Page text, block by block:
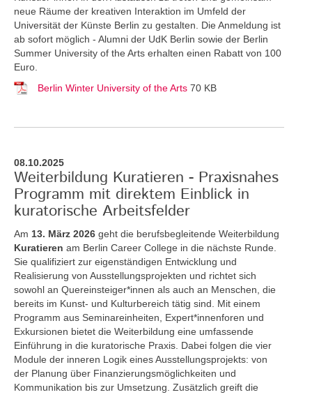
neue Räume der kreativen Interaktion im Umfeld der
Universität der Künste Berlin zu gestalten. Die Anmeldung ist
ab sofort möglich - Alumni der UdK Berlin sowie der Berlin
Summer University of the Arts erhalten einen Rabatt von 100
Euro.
Berlin Winter University of the Arts 70 KB
08.10.2025
Weiterbildung Kuratieren - Praxisnahes
Programm mit direktem Einblick in
kuratorische Arbeitsfelder
Am 13. März 2026 geht die berufsbegleitende Weiterbildung
Kuratieren am Berlin Career College in die nächste Runde.
Sie qualifiziert zur eigenständigen Entwicklung und
Realisierung von Ausstellungsprojekten und richtet sich
sowohl an Quereinsteiger*innen als auch an Menschen, die
bereits im Kunst- und Kulturbereich tätig sind. Mit einem
Programm aus Seminareinheiten, Expert*innenforen und
Exkursionen bietet die Weiterbildung eine umfassende
Einführung in die kuratorische Praxis. Dabei folgen die vier
Module der inneren Logik eines Ausstellungsprojekts: von
der Planung über Finanzierungsmöglichkeiten und
Kommunikation bis zur Umsetzung. Zusätzlich greift die